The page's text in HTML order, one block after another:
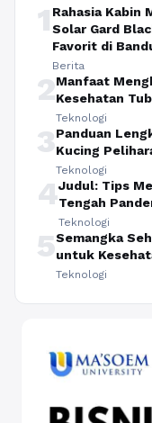
1 Rahasia Kabin
Solar Gard
Favorit di
Berita
2Manfaat
Kesehatan
Teknologi
3Panduan
Kucing
Teknologi
4Judul: Tips
Tengah
Teknologi
5Semangka
untuk
Teknologi